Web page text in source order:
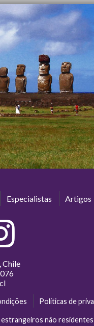
Especialistas Artigos
Chile
Políticas de
não